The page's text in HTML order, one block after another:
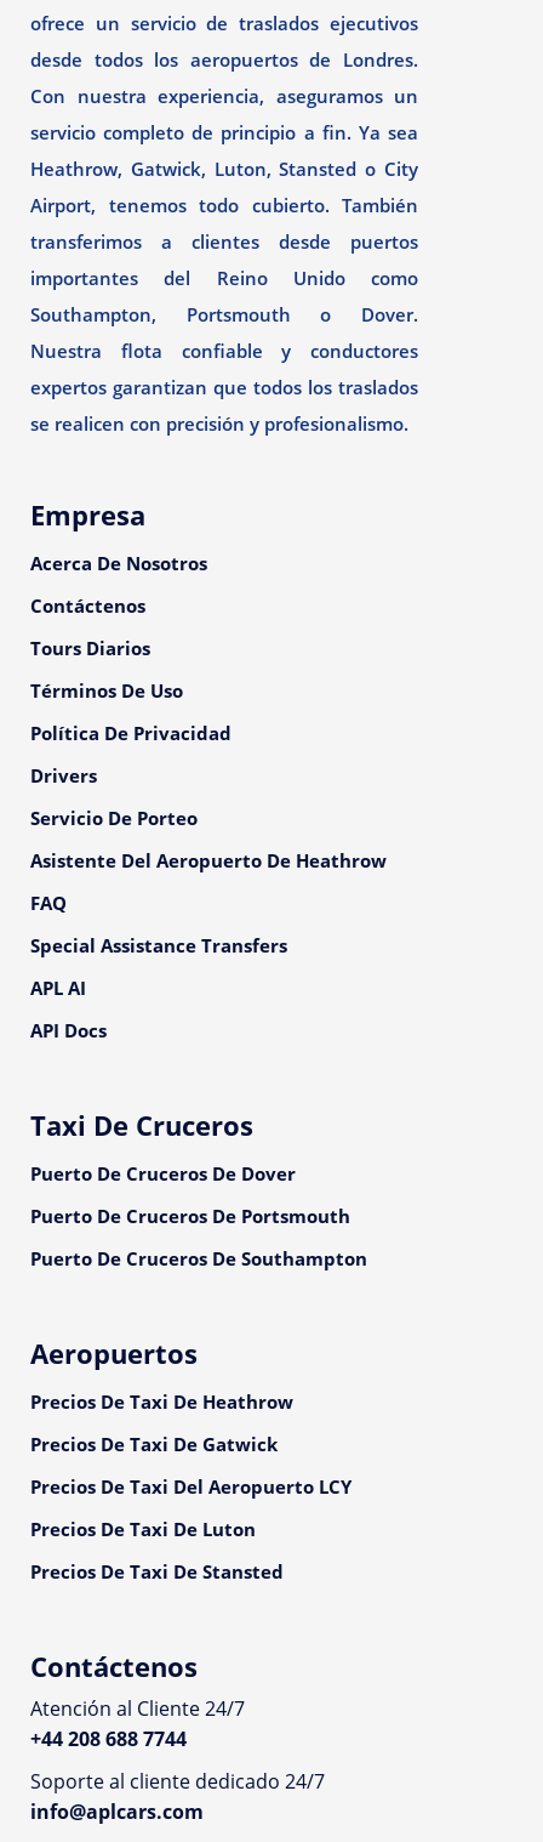
ofrece un servicio de traslados ejecutivos
desde todos los aeropuertos de Londres.
Con nuestra experiencia, aseguramos un
servicio completo de principio a fin. Ya sea
Heathrow, Gatwick, Luton, Stansted o City
Airport, tenemos todo cubierto. También
transferimos a clientes desde puertos
importantes del Reino Unido como
Southampton, Portsmouth o Dover.
Nuestra flota confiable y conductores
expertos garantizan que todos los traslados
se realicen con precisión y profesionalismo.
Empresa
Acerca De Nosotros
Contáctenos
Tours Diarios
Términos De Uso
Política De Privacidad
Drivers
Servicio De Porteo
Asistente Del Aeropuerto De Heathrow
FAQ
Special Assistance Transfers
APL AI
API Docs
Taxi De Cruceros
Puerto De Cruceros De Dover
Puerto De Cruceros De Portsmouth
Puerto De Cruceros De Southampton
Aeropuertos
Precios De Taxi De Heathrow
Precios De Taxi De Gatwick
Precios De Taxi Del Aeropuerto LCY
Precios De Taxi De Luton
Precios De Taxi De Stansted
Contáctenos
Atención al Cliente 24/7
+44 208 688 7744
Soporte al cliente dedicado 24/7
info@aplcars.com